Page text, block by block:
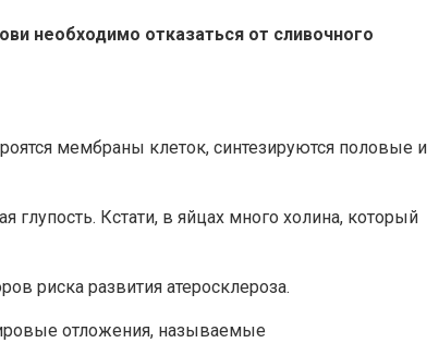
необходимо отказаться от сливочного
мембраны клеток, синтезируются половые и
Кстати, в яйцах много холина, который
риска развития атеросклероза.
отложения, называемые